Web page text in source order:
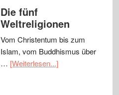
Die fünf
Weltreligionen
Vom Christentum bis zum
Islam, vom Buddhismus über
… [Weiterlesen...]